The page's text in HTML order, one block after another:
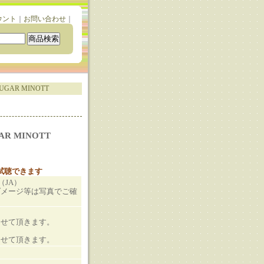
ト お問い合わせ｜
MINOTT
MINOTT
聴できます
JA）
ージ等は写真でご確
て頂きます。
て頂きます。